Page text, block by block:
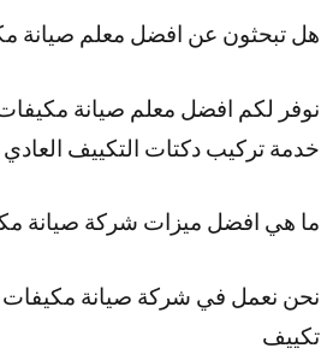
هل تبحثون عن افضل معلم صيانة
نوفر لكم افضل معلم صيانة
خدمة تركيب دكتات التكييف
ما هي افضل ميزات شركة صيانة
نحن نعمل في شركة صيانة مكيفات
تكييف